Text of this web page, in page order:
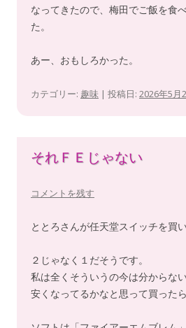
なってきたので、梅田でご飯を食
た。
あー、おもしろかった。
カテゴリー: 趣味 | 投稿日: 2026年5月
それＦＥじゃない
コメントを残す
ととろさんが任天堂スイッチを買い
２じゃなく１だそうです。
私は全くそういうの今は分からな
安くなってるかなと思って買ったら